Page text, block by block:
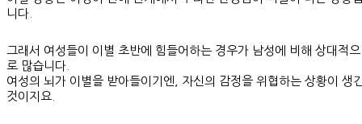
니다.
그래서 여성들이 이별 초반에 힘들어하는 경우가 남성에 비해 상대적으
로 많습니다.
여성의 뇌가 이별을 받아들이기엔, 자신의 감정을 위협하는 상황이 생
것이지요.